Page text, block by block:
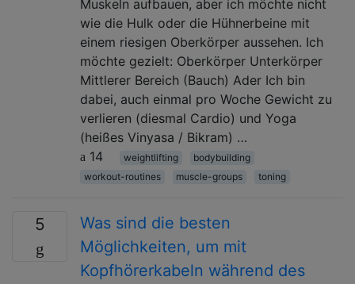
Muskeln aufbauen, aber ich möchte nicht
wie die Hulk oder die Hühnerbeine mit
einem riesigen Oberkörper aussehen. Ich
möchte gezielt: Oberkörper Unterkörper
Mittlerer Bereich (Bauch) Ader Ich bin
dabei, auch einmal pro Woche Gewicht zu
verlieren (diesmal Cardio) und Yoga
(heißes Vinyasa / Bikram) …
14
weightlifting
bodybuilding
workout-routines
muscle-groups toning
5
Was sind die besten
Möglichkeiten, um mit
Kopfhörerkabeln während des